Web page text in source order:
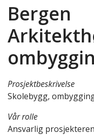
Bergen
Prosjektbeskrivelse
Skolebygg,
Vår rolle
Ansvarlig